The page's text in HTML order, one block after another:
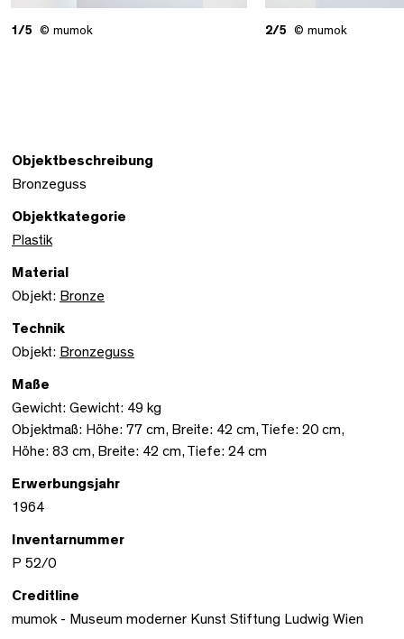
1/5 © mumok 2/5 © mumok
Objektbeschreibung
Bronzeguss
Objektkategorie
Plastik
Material
Objekt: Bronze
Technik
Objekt: Bronzeguss
Maße
Gewicht: Gewicht: 49 kg
Objektmaß: Höhe: 77 cm, Breite: 42 cm, Tiefe: 20 cm,
Höhe: 83 cm, Breite: 42 cm, Tiefe: 24 cm
Erwerbungsjahr
1964
Inventarnummer
P 52/0
Creditline
mumok - Museum moderner Kunst Stiftung Ludwig Wien